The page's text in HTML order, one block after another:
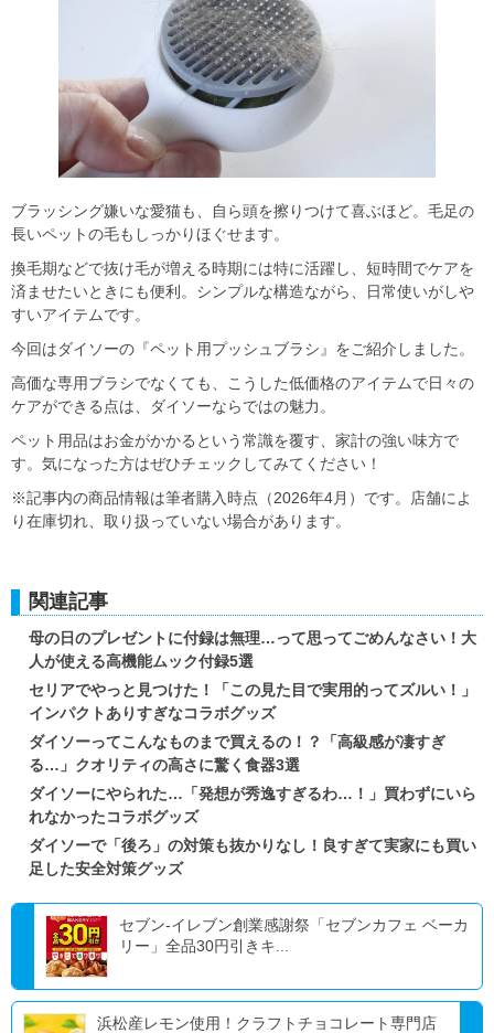
ブラッシング嫌いな愛猫も、自ら頭を擦りつけて喜ぶほど。毛足の
長いペットの毛もしっかりほぐせます。
換毛期などで抜け毛が増える時期には特に活躍し、短時間でケアを
済ませたいときにも便利。シンプルな構造ながら、日常使いがしや
すいアイテムです。
今回はダイソーの『ペット用プッシュブラシ』をご紹介しました。
高価な専用ブラシでなくても、こうした低価格のアイテムで日々の
ケアができる点は、ダイソーならではの魅力。
ペット用品はお金がかかるという常識を覆す、家計の強い味方で
す。気になった方はぜひチェックしてみてください！
※記事内の商品情報は筆者購入時点（2026年4月）です。店舗によ
り在庫切れ、取り扱っていない場合があります。
関連記事
母の日のプレゼントに付録は無理…って思ってごめんなさい！大
人が使える高機能ムック付録5選
セリアでやっと見つけた！「この見た目で実用的ってズルい！」
インパクトありすぎなコラボグッズ
ダイソーってこんなものまで買えるの！？「高級感が凄すぎ
る…」クオリティの高さに驚く食器3選
ダイソーにやられた…「発想が秀逸すぎるわ…！」買わずにいら
れなかったコラボグッズ
ダイソーで「後ろ」の対策も抜かりなし！良すぎて実家にも買い
足した安全対策グッズ
セブン-イレブン創業感謝祭「セブンカフェ ベーカ
リー」全品30円引きキ...
浜松産レモン使用！クラフトチョコレート専門店